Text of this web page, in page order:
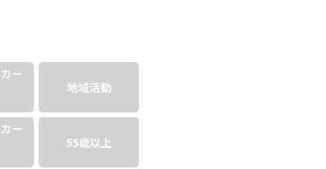
カー
地域活動
カー
55歳以上